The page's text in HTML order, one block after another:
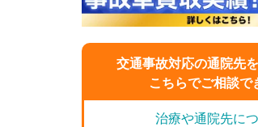
交通事故対応の通院先
こちらでご相談で
治療や通院先に